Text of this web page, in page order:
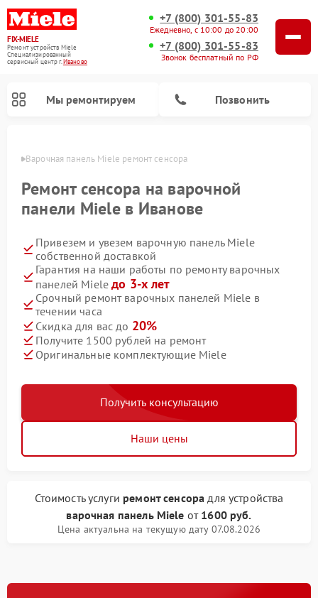
FIX-MIELE
Ремонт устройств Miele
Специализированный
cервисный центр г.Иваново
+7 (800) 301-55-83
Ежедневно, с 10:00 до 20:00
+7 (800) 301-55-83
Звонок бесплатный по РФ
Мы ремонтируем Позвонить
Варочная панель Miele ремонт сенсора
Ремонт сенсора на варочной
панели Miele в Иванове
Привезем и увезем варочную панель Miele
собственной доставкой
Гарантия на наши работы по ремонту варочных
панелей Mieleдо 3-х лет
Срочный ремонт варочных панелей Miele в
течении часа
Скидка для вас до 20%
Получите 1500 рублей на ремонт
Оригинальные комплектующие Miele
Получить консультацию
Наши цены
Стоимость услуги ремонт сенсора для устройства
варочная панель Miele от 1600 руб.
Цена актуальна на текущую дату 07.08.2026